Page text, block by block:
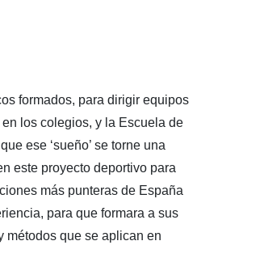
formados, para dirigir equipos
los colegios, y la Escuela de
ese ‘sueño’ se torne una
este proyecto deportivo para
más punteras de España
para que formara a sus
métodos que se aplican en